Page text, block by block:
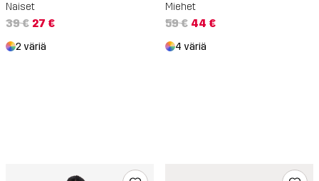
Naiset
39 € 27 €
2 väriä
Miehet
59 € 44 €
4 väriä